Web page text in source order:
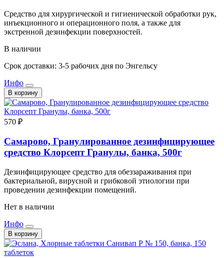
Средство для хирургической и гигиенической обработки рук,
инъекционного и операционного поля, а также для
экстренной дезинфекции поверхностей.
В наличии
Срок доставки: 3-5 рабочих дня по Энгельсу
Инфо
В корзину
570 ₽
Самарово, Гранулированное дезинфицирующее
средство Клорсепт Гранулы, банка, 500г
Дезинфицирующее средство для обеззараживания при
бактериальной, вирусной и грибковой этиологии при
проведении дезинфекции помещений.
Нет в наличии
Инфо
В корзину